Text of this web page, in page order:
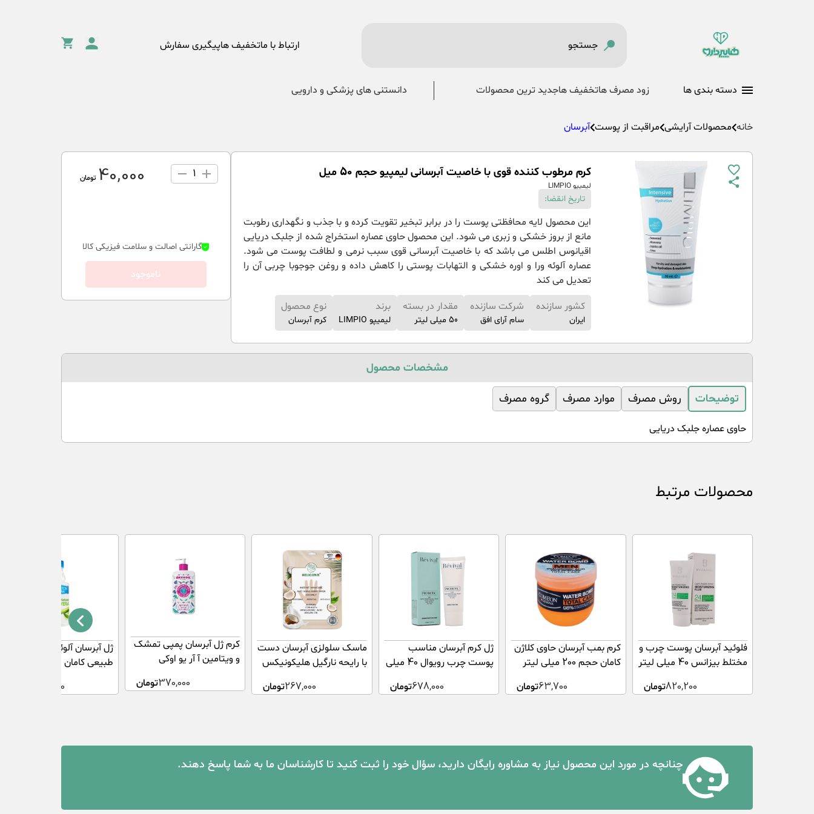
ارتباط با ماتخفیف هاپیگیری سفارش
دسته بندی ها زود مصرف هاتخفیف هاجدید ترین محصولات دانستنی های پزشکی و دارویی
خانه محصولات آرایشی مراقبت از پوست آبرسان
کرم مرطوب کننده قوی با خاصیت آبرسانی لیمپیو حجم 50 میل
لیمیپو LIMPIO
تاریخ انقضا:
این محصول لایه محافظتی پوست را در برابر تبخیر تقویت کرده و با جذب و نگهداری رطوبت
مانع از بروز خشکی و زبری می شود. این محصول حاوی عصاره استخراج شده از جلبک دریایی
اقیانوس اطلس می باشد که با خاصیت آبرسانی قوی سبب نرمی و لطافت پوست می شود.
عصاره آلوئه ورا و اوره خشکی و التهابات پوستی را کاهش داده و روغن جوجوبا چربی آن را
تعدیل می کند
کشور سازنده
ایران
شرکت سازنده
سام آرای افق
مقدار در بسته
50 میلی لیتر
برند
لیمیپو LIMPIO
نوع محصول
کرم آبرسان
1 40٬000 تومان
گارانتی اصالت و سلامت فیزیکی کالا
ناموجود
مشخصات محصول
توضیحات روش مصرف موارد مصرف گروه مصرف
حاوی عصاره جلبک دریایی
محصولات مرتبط
فلوئید آبرسان پوست چرب و
مختلط بیزانس 40 میلی لیتر
820,200تومان
کرم بمب آبرسان حاوی کلاژن
کامان حجم 200 میلی لیتر
63,700تومان
ژل کرم آبرسان مناسب
پوست چرب رویوال 40 میلی
678,000تومان
ماسک سلولزی آبرسان دست
با رایحه نارگیل هلیکونیکس
267,000تومان
کرم ژل آبرسان پمپی تمشک
و ویتامین آ آر یو اوکی
370,000تومان
طبیعی کامان ۴۰۰ میلی گرم
538,000
چنانچه در مورد این محصول نیاز به مشاوره رایگان دارید، سؤال خود را ثبت کنید تا کارشناسان ما به شما پاسخ دهند.